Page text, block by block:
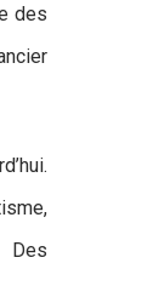
des
Des